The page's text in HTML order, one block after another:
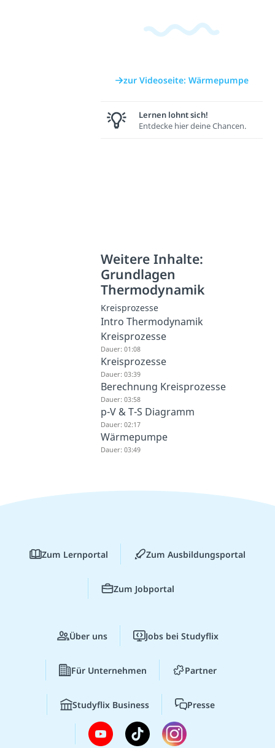
zur Videoseite: Wärmepumpe
Lernen lohnt sich!
Entdecke hier deine Chancen.
Weitere Inhalte:
Grundlagen
Thermodynamik
Kreisprozesse
Intro Thermodynamik
Kreisprozesse
Dauer: 01:08
Kreisprozesse
Dauer: 03:39
Berechnung Kreisprozesse
Dauer: 03:58
p-V & T-S Diagramm
Dauer: 02:17
Wärmepumpe
Dauer: 03:49
Zum Lernportal Zum Ausbildungsportal
Zum Jobportal
Über uns Jobs bei Studyflix
Für Unternehmen Partner
Studyflix Business Presse